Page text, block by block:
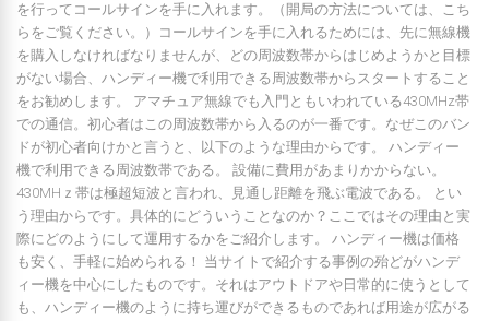
を行ってコールサインを手に入れます。（開局の方法については、こち
らをご覧ください。）コールサインを手に入れるためには、先に無線機
を購入しなければなりませんが、どの周波数帯からはじめようかと目標
がない場合、ハンディー機で利用できる周波数帯からスタートすること
をお勧めします。 アマチュア無線でも入門ともいわれている430MHz帯
での通信。初心者はこの周波数帯から入るのが一番です。なぜこのバン
ドが初心者向けかと言うと、以下のような理由からです。 ハンディー
機で利用できる周波数帯である。 設備に費用があまりかからない。
430MHｚ帯は極超短波と言われ、見通し距離を飛ぶ電波である。 とい
う理由からです。具体的にどういうことなのか？ここではその理由と実
際にどのようにして運用するかをご紹介します。 ハンディー機は価格
も安く、手軽に始められる！ 当サイトで紹介する事例の殆どがハンデ
ィー機を中心にしたものです。それはアウトドアや日常的に使うとして
も、ハンディー機のように持ち運びができるものであれば用途が広がる